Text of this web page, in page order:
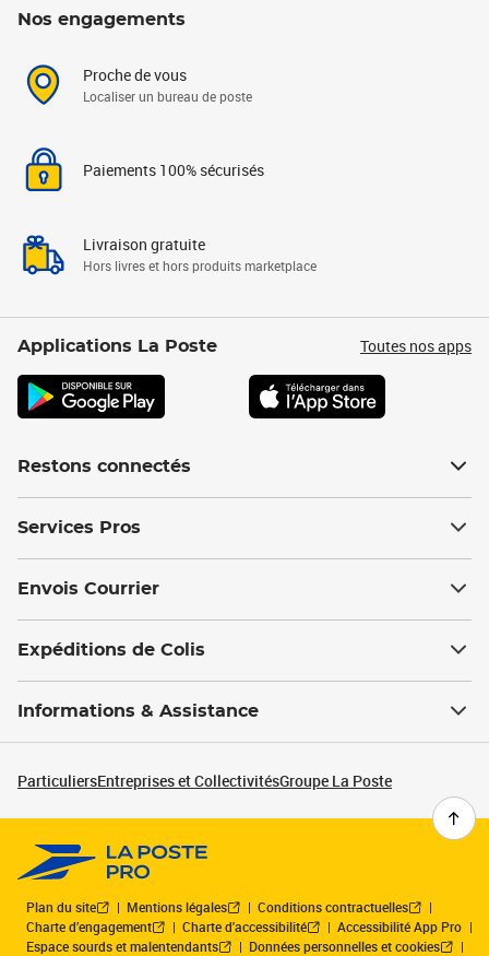
Nos engagements
Proche de vous
Localiser un bureau de poste
Paiements 100% sécurisés
Livraison gratuite
Hors livres et hors produits marketplace
Applications La Poste Toutes nos apps
Restons connectés
Services Pros
Envois Courrier
Expéditions de Colis
Informations & Assistance
ParticuliersEntreprises et CollectivitésGroupe La Poste
Plan du site Mentions légales
Conditions contractuelles
Charte d’engagement
Charte d'accessibilité
Accessibilité App Pro
Espace sourds et malentendants
Données personnelles et cookies